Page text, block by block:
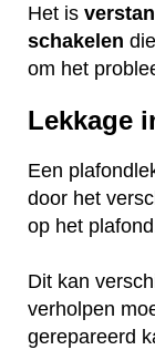
Het is
schakelen
om het
Lekkage
Een
door het
op het
Dit kan
verholpen
gerepareerd